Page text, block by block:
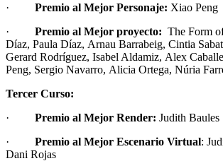
· Premio al Mejor Personaje: Xiao Peng
· Premio al Mejor proyecto: The Form
Díaz, Paula Díaz, Arnau Barrabeig, Cintia
Gerard Rodríguez, Isabel Aldamiz, Alex
Peng, Sergio Navarro, Alicia Ortega, Núria
Tercer Curso:
· Premio al Mejor Render: Judith Baules
· Premio al Mejor Escenario Virtual:
Dani Rojas